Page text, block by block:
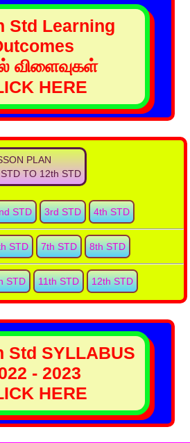
Std Learning
விளைவுகள்
HERE
PLAN
TO 12th STD
STD 3rd STD 4th STD
STD 7th STD 8th STD
STD 11th STD 12th STD
Std SYLLABUS
- 2023
HERE